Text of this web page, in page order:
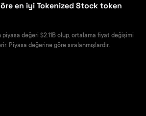
en iyi Tokenized Stock token
değeri $2.11B olup, ortalama fiyat değişimi
Piyasa değerine göre sıralanmışlardır.